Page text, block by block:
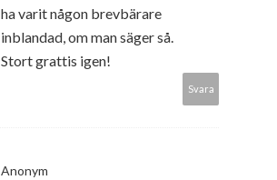
ha varit någon brevbärare
inblandad, om man säger så.
Stort grattis igen!
Svara
Anonym